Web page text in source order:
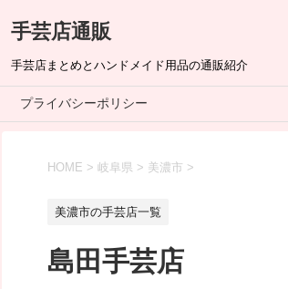
手芸店通販
手芸店まとめとハンドメイド用品の通販紹介
プライバシーポリシー
HOME > 岐阜県 > 美濃市 >
美濃市の手芸店一覧
島田手芸店